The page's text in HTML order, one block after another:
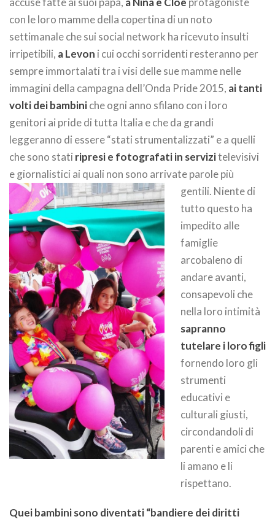
con le loro mamme della copertina di un noto
settimanale che sui social network ha ricevuto insulti
irripetibili, a Levon i cui occhi sorridenti resteranno per
sempre immortalati tra i visi delle sue mamme nelle
immagini della campagna dell’Onda Pride 2015, ai tanti
volti dei bambiniche ogni anno sfilano con i loro
genitori ai pride di tutta Italia e che da grandi
leggeranno di essere “stati strumentalizzati” e a quelli
che sono stati ripresi e fotografati in servizitelevisivi
e giornalistici ai quali non sono arrivate parole più
gentili. Niente di
tutto questo ha
impedito alle
famiglie
arcobaleno di
andare avanti,
consapevoli che
nella loro intimità
sapranno
tutelare i loro figli
fornendo loro gli
strumenti
educativi e
culturali giusti,
circondandoli di
parenti e amici che
li amano e li
rispettano.
Quei bambini sono diventati “bandiere dei diritti